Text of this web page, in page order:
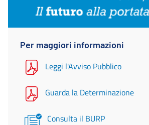
Per maggiori informazioni
Leggi l'Avviso Pubblico
Guarda la Determinazione
Consulta il BURP